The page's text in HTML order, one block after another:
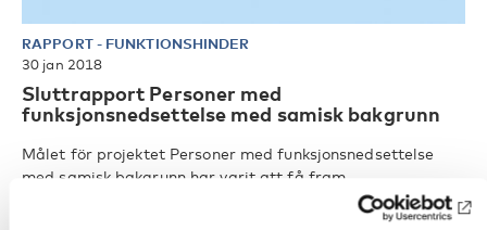
RAPPORT- FUNKTIONSHINDER
30 jan 2018
Sluttrapport Personer med
funksjonsnedsettelse med samisk bakgrunn
Målet för projektet Personer med funksjonsnedsettelse
med samisk bakgrunn har varit att få fram